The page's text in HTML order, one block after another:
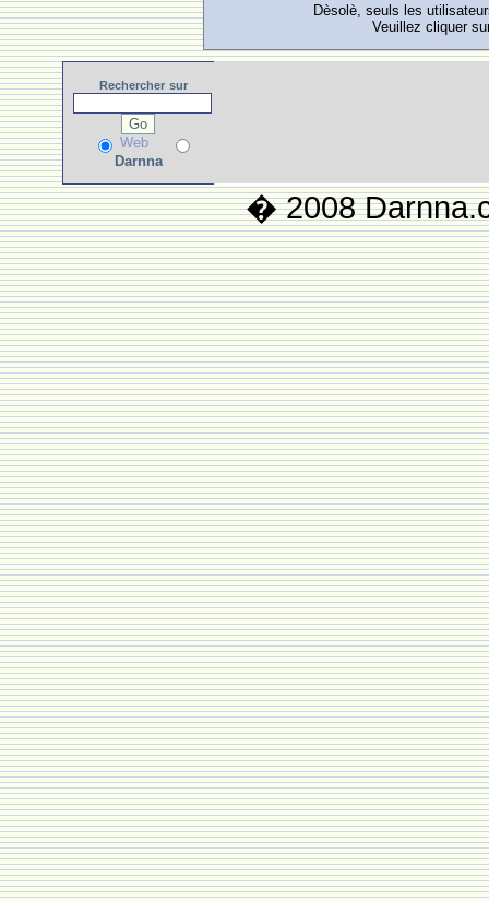
Dèsolè, seuls les
Veuillez cliquer
Rechercher sur
Web
Darnna
� 2008